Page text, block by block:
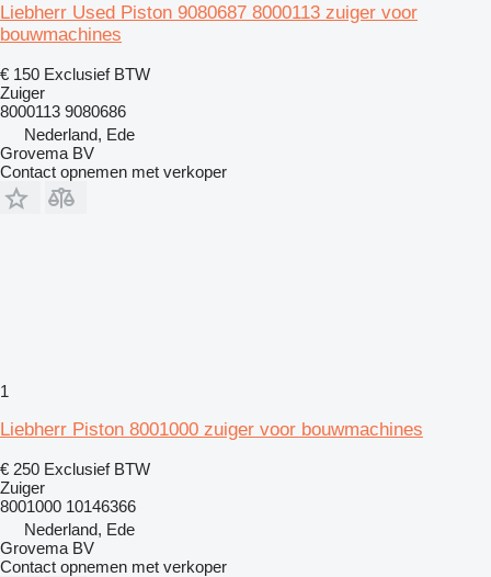
Liebherr Used Piston 9080687 8000113 zuiger voor
bouwmachines
€ 150 Exclusief BTW
Zuiger
8000113 9080686
Nederland, Ede
Grovema BV
Contact opnemen met verkoper
1
Liebherr Piston 8001000 zuiger voor bouwmachines
€ 250 Exclusief BTW
Zuiger
8001000 10146366
Nederland, Ede
Grovema BV
Contact opnemen met verkoper